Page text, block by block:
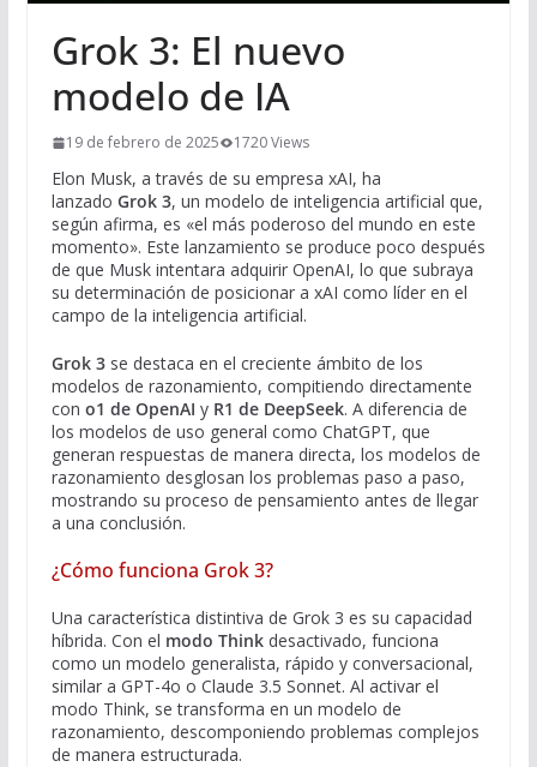
Grok 3: El nuevo
modelo de IA
19 de febrero de 2025 1720 Views
Elon Musk, a través de su empresa xAI, ha
lanzado Grok 3, un modelo de inteligencia artificial que,
según afirma, es «el más poderoso del mundo en este
momento». Este lanzamiento se produce poco después
de que Musk intentara adquirir OpenAI, lo que subraya
su determinación de posicionar a xAI como líder en el
campo de la inteligencia artificial.
Grok 3se destaca en el creciente ámbito de los
modelos de razonamiento, compitiendo directamente
con o1 de OpenAI y R1 de DeepSeek. A diferencia de
los modelos de uso general como ChatGPT, que
generan respuestas de manera directa, los modelos de
razonamiento desglosan los problemas paso a paso,
mostrando su proceso de pensamiento antes de llegar
a una conclusión.
¿Cómo funciona Grok 3?
Una característica distintiva de Grok 3 es su capacidad
híbrida. Con el modo Thinkdesactivado, funciona
como un modelo generalista, rápido y conversacional,
similar a GPT-4o o Claude 3.5 Sonnet. Al activar el
modo Think, se transforma en un modelo de
razonamiento, descomponiendo problemas complejos
de manera estructurada.